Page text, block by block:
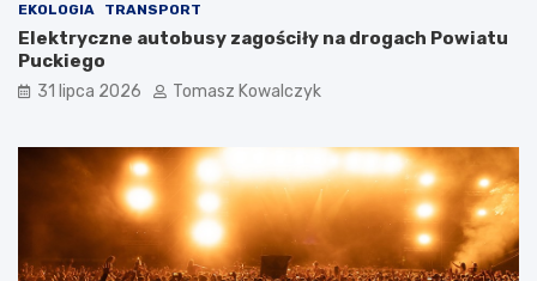
EKOLOGIA TRANSPORT
Elektryczne autobusy zagościły na drogach Powiatu
Puckiego
31 lipca 2026 Tomasz Kowalczyk